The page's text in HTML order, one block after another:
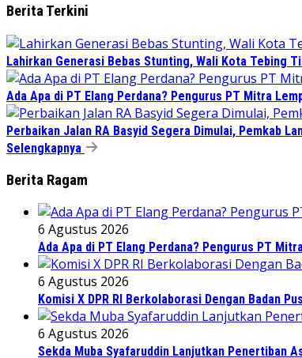
Berita Terkini
Lahirkan Generasi Bebas Stunting, Wali Kota Tebing
Ada Apa di PT Elang Perdana? Pengurus PT Mitra
Perbaikan Jalan RA Basyid Segera Dimulai, Pemkab
Selengkapnya
Berita Ragam
6 Agustus 2026
Ada Apa di PT Elang Perdana? Pengurus PT
6 Agustus 2026
Komisi X DPR RI Berkolaborasi Dengan Badan
6 Agustus 2026
Sekda Muba Syafaruddin Lanjutkan Penertiban